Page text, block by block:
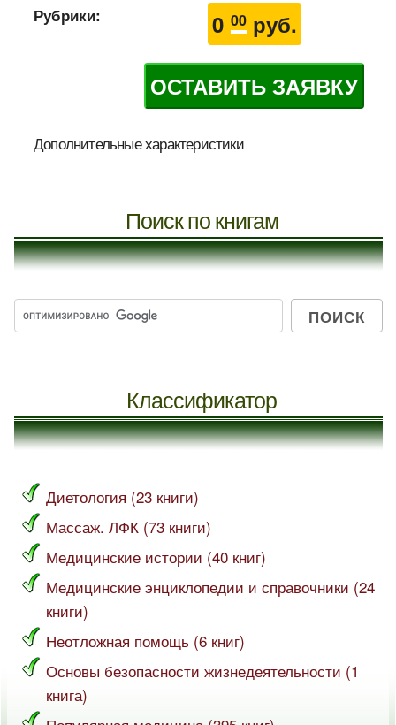
0 00руб.
ОСТАВИТЬ ЗАЯВКУ
Рубрики:
Дополнительные характеристики
Поиск по книгам
Классификатор
Диетология (23 книги)
Массаж. ЛФК (73 книги)
Медицинские истории (40 книг)
Медицинские энциклопедии и справочники (24
книги)
Неотложная помощь (6 книг)
Основы безопасности жизнедеятельности (1
книга)